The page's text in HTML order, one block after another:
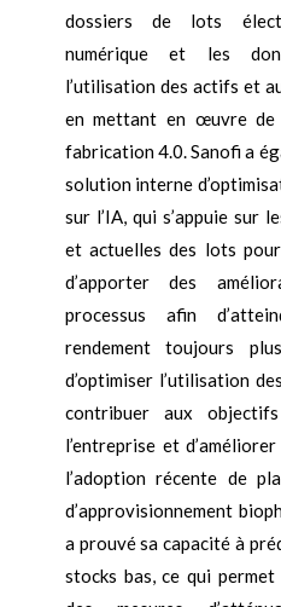
dossiers de lots
numérique et les
l’utilisation des actifs et
en mettant en œuvre de
fabrication 4.0. Sanofi a
solution interne
sur l’IA, qui s’appuie sur
et actuelles des lots
d’apporter des
processus afin
rendement toujours
d’optimiser l’utilisation
contribuer aux
l’entreprise et
l’adoption récente de
d’approvisionnement
a prouvé sa capacité à
stocks bas, ce qui